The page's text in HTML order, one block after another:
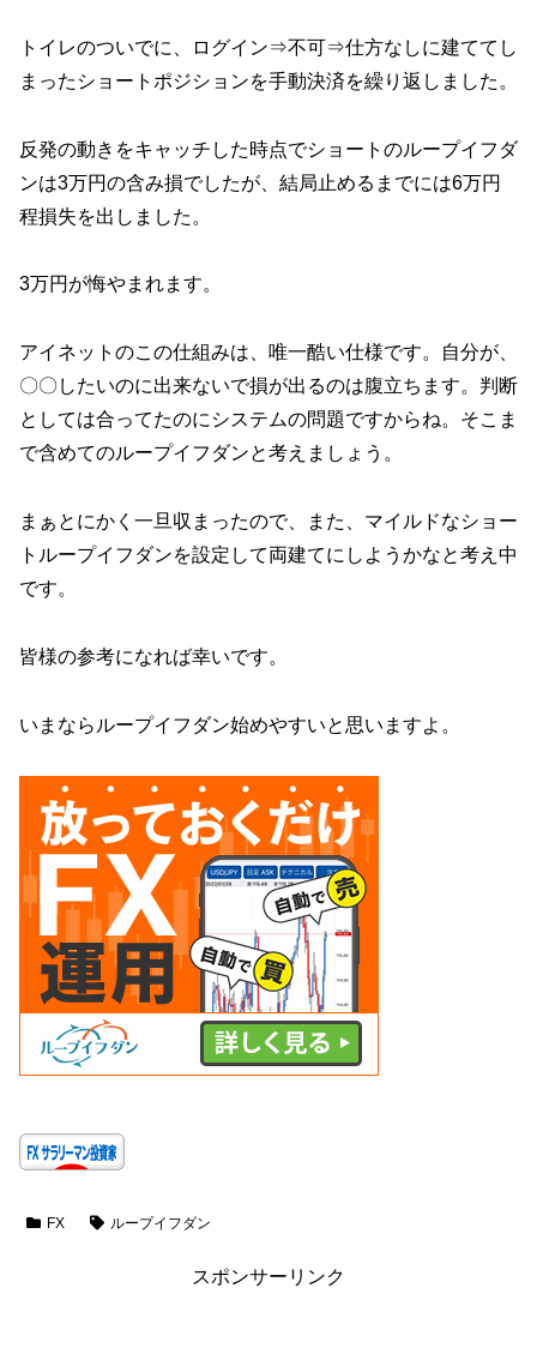
トイレのついでに、ログイン⇒不可⇒仕方なしに建ててし
まったショートポジションを手動決済を繰り返しました。
反発の動きをキャッチした時点でショートのループイフダ
ンは3万円の含み損でしたが、結局止めるまでには6万円
程損失を出しました。
3万円が悔やまれます。
アイネットのこの仕組みは、唯一酷い仕様です。自分が、
〇〇したいのに出来ないで損が出るのは腹立ちます。判断
としては合ってたのにシステムの問題ですからね。そこま
で含めてのループイフダンと考えましょう。
まぁとにかく一旦収まったので、また、マイルドなショー
トループイフダンを設定して両建てにしようかなと考え中
です。
皆様の参考になれば幸いです。
いまならループイフダン始めやすいと思いますよ。
FX ループイフダン
スポンサーリンク